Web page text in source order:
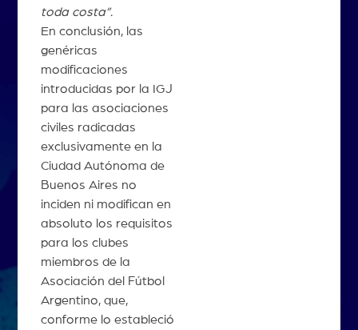
toda costa”.
En conclusión, las
genéricas
modificaciones
introducidas por la IGJ
para las asociaciones
civiles radicadas
exclusivamente en la
Ciudad Autónoma de
Buenos Aires no
inciden ni modifican en
absoluto los requisitos
para los clubes
miembros de la
Asociación del Fútbol
Argentino, que,
conforme lo estableció